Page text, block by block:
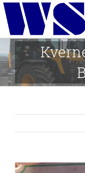
Skip
content
View